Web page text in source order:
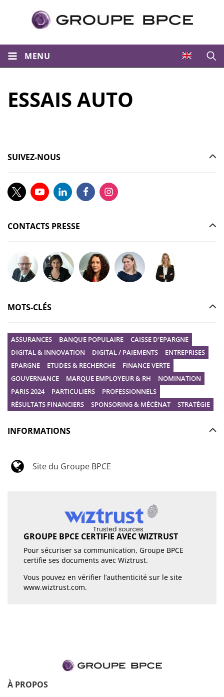
MENU
ESSAIS AUTO
SUIVEZ-NOUS
CONTACTS PRESSE
Poser votre question à Christophe GILBERT
Poser votre question à Fanny KERECKI
Poser votre question à Mélissa
Poser votre question à Marine
Poser votre question
MOTS-CLÉS
ASSURANCES BANQUE POPULAIRE
CAISSE D'EPARGNE
DIGITAL & INNOVATION
DIGITAL / PAIEMENTS
ENTREPRISES
EPARGNE
ETUDES & RECHERCHE
FINANCE VERTE
GOUVERNANCE
MARQUE EMPLOYEUR & RH
NOMINATION
PARIS 2024
PARTICULIERS
PROFESSIONNELS
RÉSULTATS FINANCIERS
SPONSORING & MÉCÉNAT STRATÉGIE
INFORMATIONS
Site du Groupe BPCE
GROUPE BPCE CERTIFIE AVEC WIZTRUST
Pour sécuriser sa communication, Groupe BPCE
certifie ses documents avec Wiztrust.
Vous pouvez en vérifier l’authenticité sur le site
www.wiztrust.com.
À PROPOS